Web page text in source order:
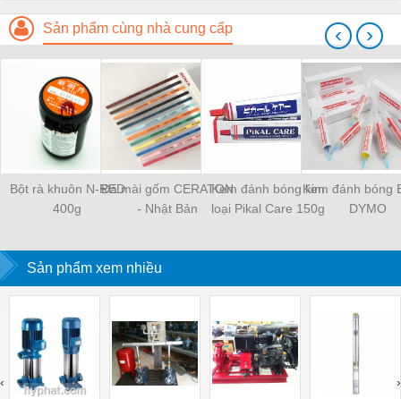
Sản phẩm cùng nhà cung cấp
Bột rà khuôn N-RED
400g
Đá mài gốm CERATON
- Nhật Bản
Kem đánh bóng kim
loại Pikal Care 150g
Kem đánh bóng
DYMO
‹ ›
Sản phẩm xem nhiều
‹ ›